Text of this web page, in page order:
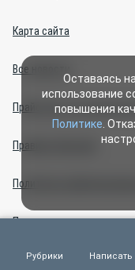
Карта сайта
Все новости
Прайс-лист на
Правила общения
Политика
Правила применения
Центр интернет-
Рубрики Написать
Оставаясь
использование
повышения
Политике .